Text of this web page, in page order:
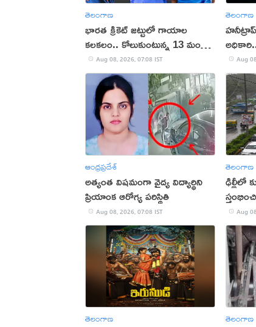
తెలంగాణ
భారత క్రికెట్ జట్టులో గాయాల
కలకలం.. కోలుకుంటున్న 13 మంది
ప్లేయర్లు
Aug 08, 2026, 07:08 IST
తెలంగాణ
Aug
ఆంధ్రప్రదేశ్
అత్యంత విషమంగా వైద్య విద్యార్థిని
ప్రియాంక ఆరోగ్య పరిస్థితి
Aug 08, 2026, 07:08 IST
తెలంగాణ
ఢిల్లీలో
Aug
తెలంగాణ తెలంగాణ